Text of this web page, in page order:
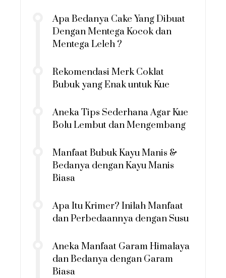
Apa Bedanya Cake Yang Dibuat
Dengan Mentega Kocok dan
Mentega Leleh ?
Rekomendasi Merk Coklat
Bubuk yang Enak untuk Kue
Aneka Tips Sederhana Agar Kue
Bolu Lembut dan Mengembang
Manfaat Bubuk Kayu Manis &
Bedanya dengan Kayu Manis
Biasa
Apa Itu Krimer? Inilah Manfaat
dan Perbedaannya dengan Susu
Aneka Manfaat Garam Himalaya
dan Bedanya dengan Garam
Biasa